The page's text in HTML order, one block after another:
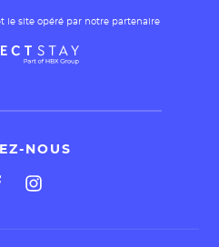
le site opéré par notre partenaire
NOUS